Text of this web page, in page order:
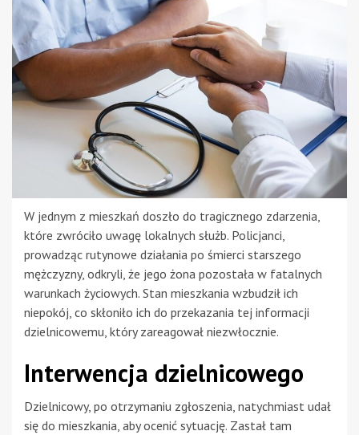
W jednym z mieszkań doszło do tragicznego zdarzenia,
które zwróciło uwagę lokalnych służb. Policjanci,
prowadząc rutynowe działania po śmierci starszego
mężczyzny, odkryli, że jego żona pozostała w fatalnych
warunkach życiowych. Stan mieszkania wzbudził ich
niepokój, co skłoniło ich do przekazania tej informacji
dzielnicowemu, który zareagował niezwłocznie.
Interwencja dzielnicowego
Dzielnicowy, po otrzymaniu zgłoszenia, natychmiast udał
się do mieszkania, aby ocenić sytuację. Zastał tam